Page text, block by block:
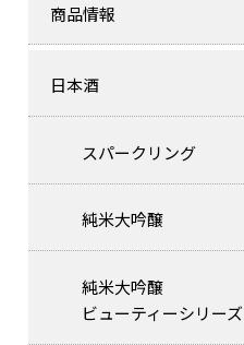
商品情報
日本酒
スパークリング
純米大吟醸
純米大吟醸
ビューティーシリーズ